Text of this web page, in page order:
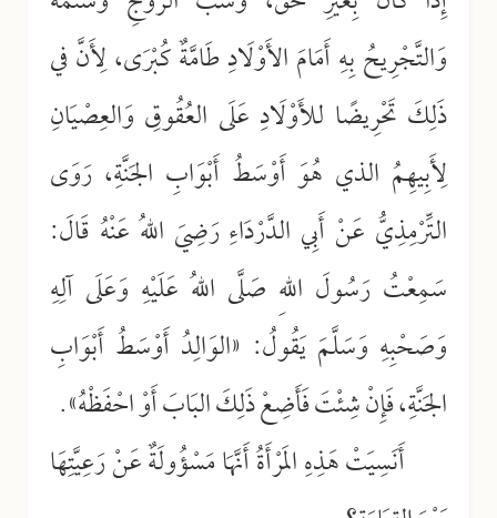
وَالتَّجْرِيحُ بِهِ أَمَامَ الأَوْلَادِ طَامَّةٌ كُبْرَى، لِأَنَّ في
ذَلِكَ تَحْرِيضًا للأَوْلَادِ عَلَى العُقُوقِ وَالعِصْيَانِ
لِأَبِيهِمُ الذي هُوَ أَوْسَطُ أَبْوَابِ الجَنَّةِ، رَوَى
التِّرْمِذِيُّ عَنْ أَبِي الدَّرْدَاءِ رَضِيَ اللهُ عَنْهُ قَالَ:
سَمِعْتُ رَسُولَ اللهِ صَلَّى اللهُ عَلَيْهِ وَعَلَى آلِهِ
وَصَحْبِهِ وَسَلَّمَ يَقُولُ: «الوَالِدُ أَوْسَطُ أَبْوَابِ
الجَنَّةِ، فَإِنْ شِئْتَ فَأَضِعْ ذَلِكَ البَابَ أَوْ احْفَظْهُ».
أَنَسِيَتْ هَذِهِ المَرْأَةُ أَنَّهَا مَسْؤُولَةٌ عَنْ رَعِيَّتِهَا